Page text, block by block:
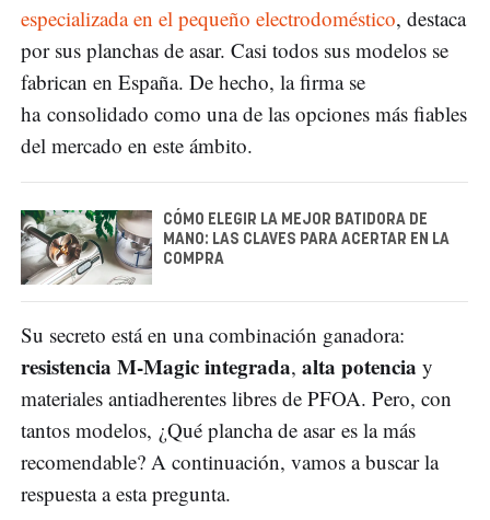
especializada en el pequeño electrodoméstico, destaca
por sus planchas de asar. Casi todos sus modelos se
fabrican en España. De hecho, la firma se
ha consolidado como una de las opciones más fiables
del mercado en este ámbito.
CÓMO ELEGIR LA MEJOR BATIDORA DE
MANO: LAS CLAVES PARA ACERTAR EN LA
COMPRA
Su secreto está en una combinación ganadora:
resistencia M-Magic integrada, alta potencia y
materiales antiadherentes libres de PFOA. Pero, con
tantos modelos, ¿Qué plancha de asar es la más
recomendable? A continuación, vamos a buscar la
respuesta a esta pregunta.